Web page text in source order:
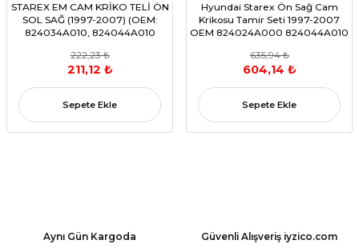
STAREX EM CAM KRİKO TELİ ÖN
SOL SAĞ (1997-2007) (OEM:
824034A010, 824044A010
222,23 ₺
211,12 ₺
Sepete Ekle
Hyundai Starex Ön Sağ Cam
Krikosu Tamir Seti 1997-2007
OEM 824024A000 824044A010
635,94 ₺
604,14 ₺
Sepete Ekle
Aynı Gün Kargoda
Güvenli Alışveriş iyzico.com